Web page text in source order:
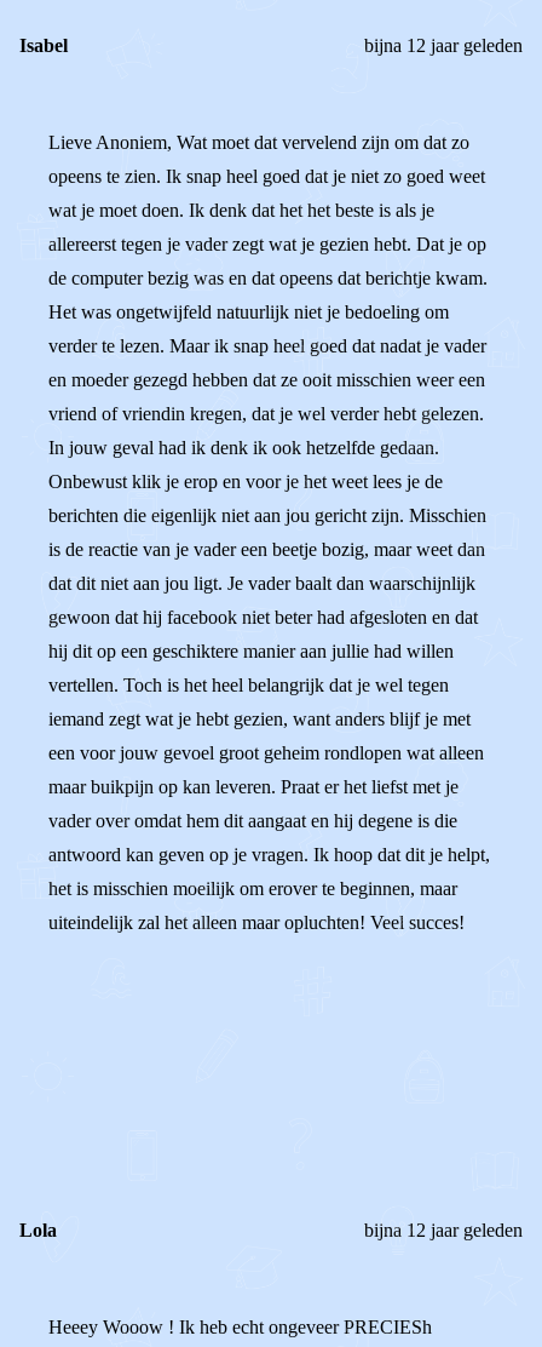
Isabel bijna 12 jaar geleden
Lieve Anoniem, Wat moet dat vervelend zijn om dat zo
opeens te zien. Ik snap heel goed dat je niet zo goed weet
wat je moet doen. Ik denk dat het het beste is als je
allereerst tegen je vader zegt wat je gezien hebt. Dat je op
de computer bezig was en dat opeens dat berichtje kwam.
Het was ongetwijfeld natuurlijk niet je bedoeling om
verder te lezen. Maar ik snap heel goed dat nadat je vader
en moeder gezegd hebben dat ze ooit misschien weer een
vriend of vriendin kregen, dat je wel verder hebt gelezen.
In jouw geval had ik denk ik ook hetzelfde gedaan.
Onbewust klik je erop en voor je het weet lees je de
berichten die eigenlijk niet aan jou gericht zijn. Misschien
is de reactie van je vader een beetje bozig, maar weet dan
dat dit niet aan jou ligt. Je vader baalt dan waarschijnlijk
gewoon dat hij facebook niet beter had afgesloten en dat
hij dit op een geschiktere manier aan jullie had willen
vertellen. Toch is het heel belangrijk dat je wel tegen
iemand zegt wat je hebt gezien, want anders blijf je met
een voor jouw gevoel groot geheim rondlopen wat alleen
maar buikpijn op kan leveren. Praat er het liefst met je
vader over omdat hem dit aangaat en hij degene is die
antwoord kan geven op je vragen. Ik hoop dat dit je helpt,
het is misschien moeilijk om erover te beginnen, maar
uiteindelijk zal het alleen maar opluchten! Veel succes!
Lola bijna 12 jaar geleden
Heeey Wooow ! Ik heb echt ongeveer PRECIESh